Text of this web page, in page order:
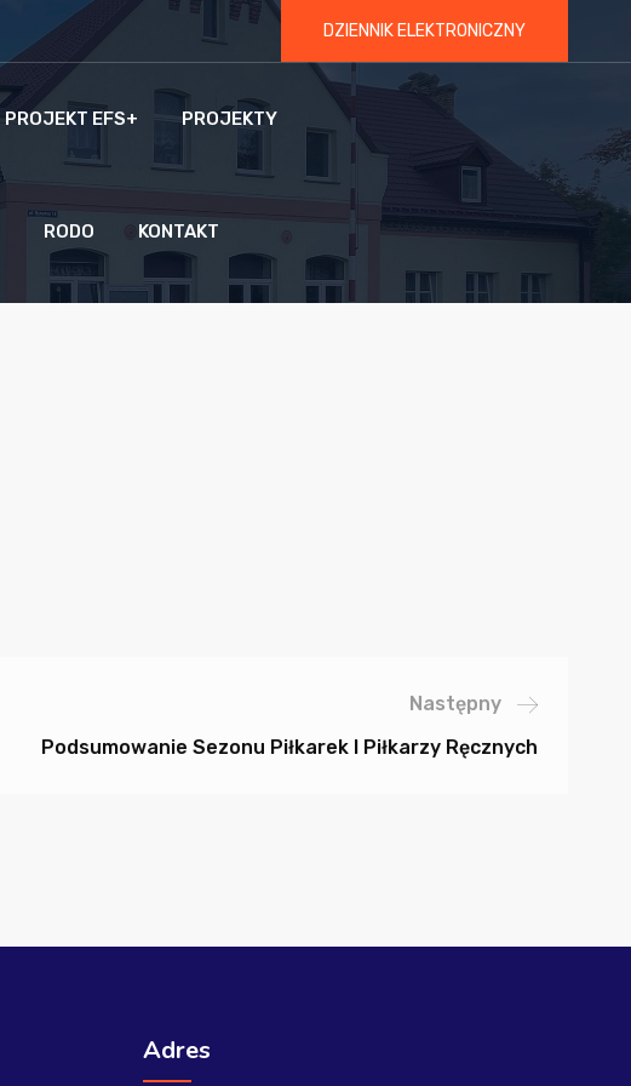
DZIENNIK ELEKTRONICZNY
PROJEKT EFS+ PROJEKTY
RODO KONTAKT
Następny
Podsumowanie Sezonu Piłkarek I Piłkarzy Ręcznych
Adres